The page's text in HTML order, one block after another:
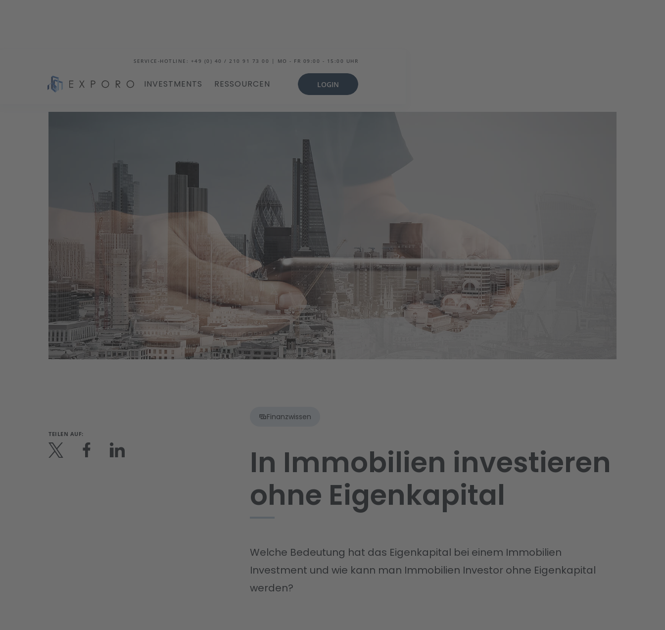
SERVICE-HOTLINE: +49 (0) 40 / 210 91 73 00 | MO - FR 09:00 - 15:00 UHR
INVESTMENTS RESSOURCEN LOGIN
Blog In Immobilien investieren ohne Eigenkapital
TEILEN AUF:
Finanzwissen
In Immobilien investieren
ohne Eigenkapital
Welche Bedeutung hat das Eigenkapital bei einem Immobilien
Investment und wie kann man Immobilien Investor ohne Eigenkapital
werden?